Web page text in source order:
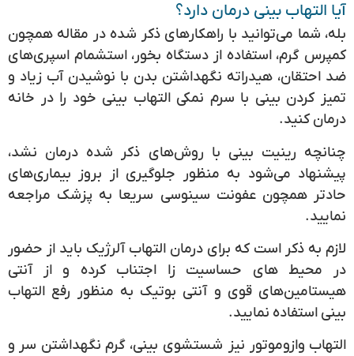
آیا التهاب بینی درمان دارد؟
بله، شما می‌توانید با راهکارهای ذکر شده در مقاله همچون
کمپرس گرم، استفاده از دستگاه بخور، استشمام اسپری‌های
ضد احتقان، هیدراته نگهداشتن بدن با نوشیدن آب زیاد و
تمیز کردن بینی با سرم نمکی التهاب بینی خود را در خانه
درمان کنید.
چنانچه رینیت بینی با روش‌های ذکر شده درمان نشد،
پیشنهاد می‌شود به منظور جلوگیری از بروز بیماری‌های
حادتر همچون عفونت سینوسی سریعا به پزشک مراجعه
نمایید.
لازم به ذکر است که برای درمان التهاب آلرژیک باید از حضور
در محیط های حساسیت زا اجتناب کرده و از آنتی
هیستامین‌های قوی و آنتی بوتیک به منظور رفع التهاب
بینی استفاده نمایید.
التهاب وازوموتور نیز شستشوی بینی، گرم نگهداشتن سر و